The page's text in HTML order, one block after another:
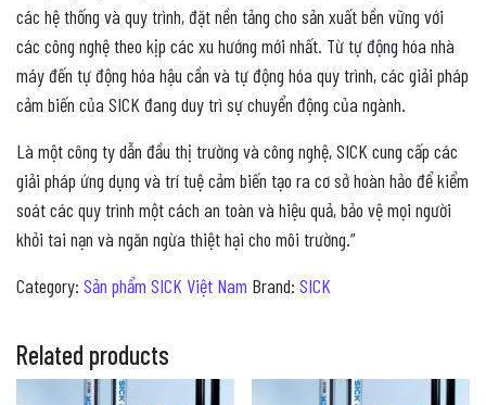
các hệ thống và quy trình, đặt nền tảng cho sản xuất bền vững với
các công nghệ theo kịp các xu hướng mới nhất. Từ tự động hóa nhà
máy đến tự động hóa hậu cần và tự động hóa quy trình, các giải pháp
cảm biến của SICK đang duy trì sự chuyển động của ngành.
Là một công ty dẫn đầu thị trường và công nghệ, SICK cung cấp các
giải pháp ứng dụng và trí tuệ cảm biến tạo ra cơ sở hoàn hảo để kiểm
soát các quy trình một cách an toàn và hiệu quả, bảo vệ mọi người
khỏi tai nạn và ngăn ngừa thiệt hại cho môi trường.”
Category: Sản phẩm SICK Việt Nam Brand: SICK
Related products